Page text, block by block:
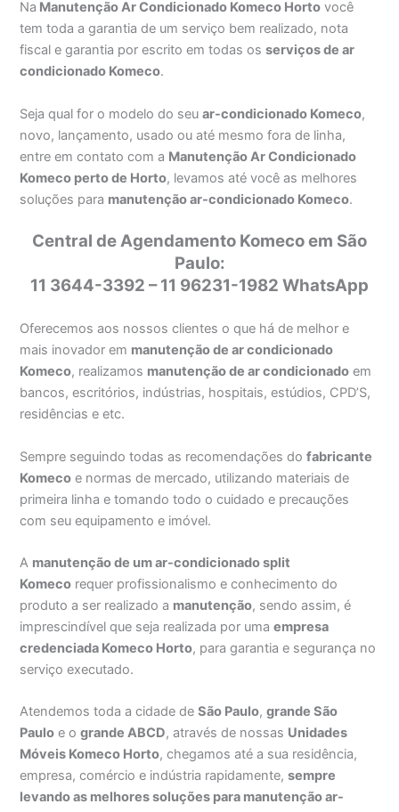
Na Manutenção Ar Condicionado Komeco Horto você
tem toda a garantia de um serviço bem realizado, nota
fiscal e garantia por escrito em todas osserviços de ar
condicionado Komeco.
Seja qual for o modelo do seuar-condicionado Komeco,
novo, lançamento, usado ou até mesmo fora de linha,
entre em contato com a Manutenção Ar Condicionado
Komeco perto de Horto, levamos até você as melhores
soluções para manutenção ar-condicionado Komeco.
Central de Agendamento Komeco em São
Paulo:
11 3644-3392 – 11 96231-1982 WhatsApp
Oferecemos aos nossos clientes o que há de melhor e
mais inovador em manutenção de ar condicionado
Komeco, realizamos manutenção de ar condicionado em
bancos, escritórios, indústrias, hospitais, estúdios, CPD’S,
residências e etc.
Sempre seguindo todas as recomendações dofabricante
Komeco e normas de mercado, utilizando materiais de
primeira linha e tomando todo o cuidado e precauções
com seu equipamento e imóvel.
A manutenção de um ar-condicionado split
Komeco requer profissionalismo e conhecimento do
produto a ser realizado a manutenção, sendo assim, é
imprescindível que seja realizada por umaempresa
credenciada Komeco Horto, para garantia e segurança no
serviço executado.
Atendemos toda a cidade deSão Paulo,grande São
Paulo e ogrande ABCD, através de nossas Unidades
Móveis Komeco Horto, chegamos até a sua residência,
empresa, comércio e indústria rapidamente,sempre
levando as melhores soluções para manutenção ar-